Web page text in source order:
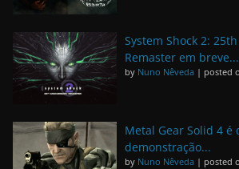
System Shock 2:
Remaster em breve...
by Nuno Nêveda | posted
Metal Gear Solid 4 é
demonstração...
by Nuno Nêveda | posted